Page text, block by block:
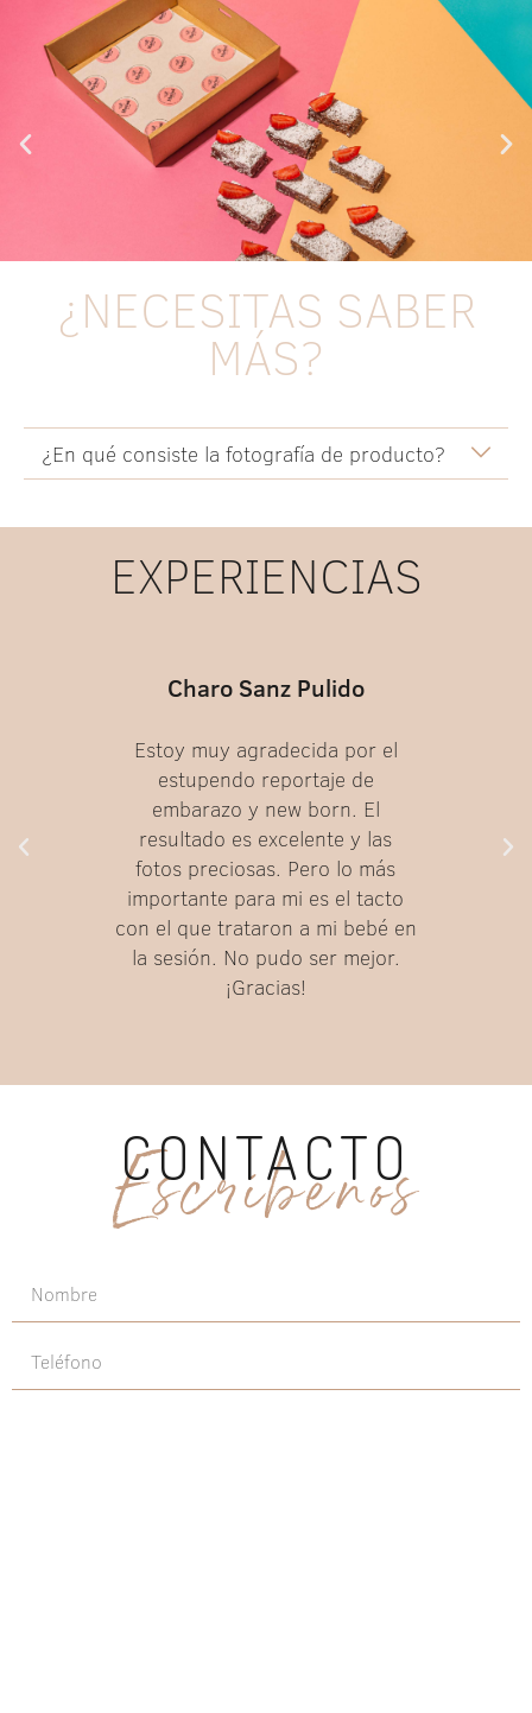
¿NECESITAS SABER
MÁS?
¿En qué consiste la fotografía de producto?
EXPERIENCIAS
Charo Sanz Pulido
Estoy muy agradecida por el
estupendo reportaje de
embarazo y new born. El
resultado es excelente y las
fotos preciosas. Pero lo más
importante para mi es el tacto
con el que trataron a mi bebé en
la sesión. No pudo ser mejor.
¡Gracias!
CONTACTO
Escríbenos